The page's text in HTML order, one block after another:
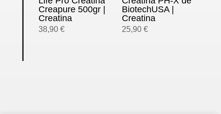
Creapure 500gr |
Creatina
38,90 €
BiotechUSA |
Creatina
25,90 €